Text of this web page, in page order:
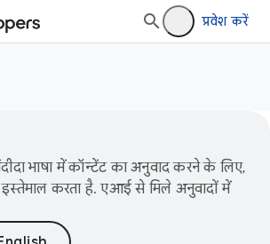
प्रवेश करें
भाषा में कॉन्टेंट का अनुवाद करने के लिए,
करता है. एआई से मिले अनुवादों में